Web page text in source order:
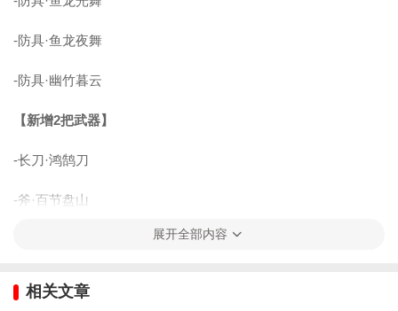
-防具·鱼龙夜舞
-防具·幽竹暮云
【新增2把武器】
-长刀·鸿鹄刀
-斧·百节盘山
展开全部内容
相关文章